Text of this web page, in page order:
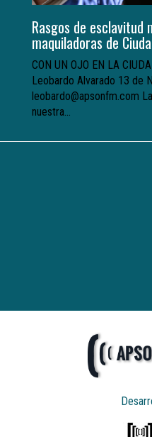
Rasgos de esclavitud
maquiladoras de
CON UN OJO EN LA
Leobardo Alvarado 13 de
leobardo@apsonfm.com
nuestra...